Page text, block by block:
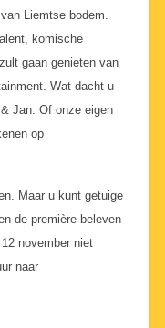
Liemtse bodem.
komische
gaan genieten van
Wat dacht u
Jan. Of onze eigen
op
Maar u kunt getuige
de première beleven
november niet
naar